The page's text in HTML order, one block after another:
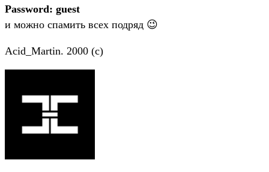
Password: guest
и можно спамить всех подряд 😉
Acid_Martin. 2000 (c)